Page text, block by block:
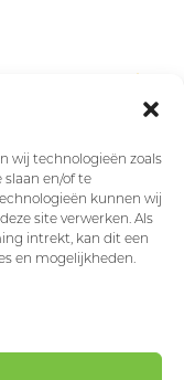
wij technologieën zoals
slaan en/of te
kunnen wij
site verwerken. Als
intrekt, kan dit een
en mogelijkheden.